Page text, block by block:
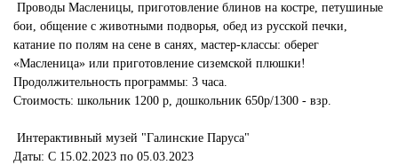
Проводы Масленицы, приготовление блинов на костре, петушиные
бои, общение с животными подворья, обед из русской печки,
катание по полям на сене в санях, мастер-классы: оберег
«Масленица» или приготовление сиземской плюшки!
Продолжительность программы: 3 часа.
Стоимость: школьник 1200 р, дошкольник 650р/1300 - взр.
Интерактивный музей "Галинские Паруса"
Даты: С 15.02.2023 по 05.03.2023